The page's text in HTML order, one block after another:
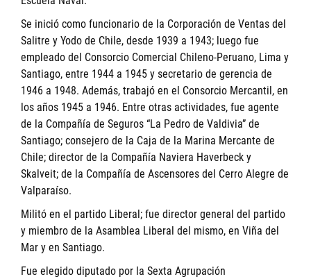
Se inició como funcionario de la Corporación de Ventas del
Salitre y Yodo de Chile, desde 1939 a 1943; luego fue
empleado del Consorcio Comercial Chileno-Peruano, Lima y
Santiago, entre 1944 a 1945 y secretario de gerencia de
1946 a 1948. Además, trabajó en el Consorcio Mercantil, en
los años 1945 a 1946. Entre otras actividades, fue agente
de la Compañía de Seguros “La Pedro de Valdivia” de
Santiago; consejero de la Caja de la Marina Mercante de
Chile; director de la Compañía Naviera Haverbeck y
Skalveit; de la Compañía de Ascensores del Cerro Alegre de
Valparaíso.
Militó en el partido Liberal; fue director general del partido
y miembro de la Asamblea Liberal del mismo, en Viña del
Mar y en Santiago.
Fue elegido diputado por la Sexta Agrupación